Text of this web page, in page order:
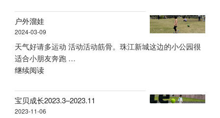
户外溜娃
2024-03-09
天气好请多运动 活动活动筋骨。珠江新城这边的小公园很
适合小朋友奔跑 …
继续阅读“户
溜
娃”
宝贝成长2023.3–2023.11
2023-11-06